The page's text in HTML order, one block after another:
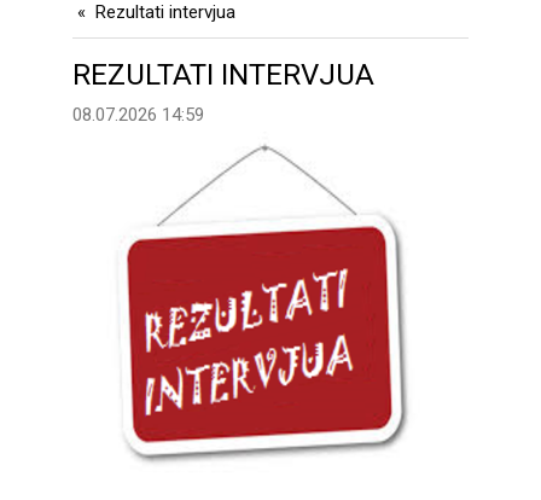
Rezultati intervjua
REZULTATI INTERVJUA
08.07.2026 14:59